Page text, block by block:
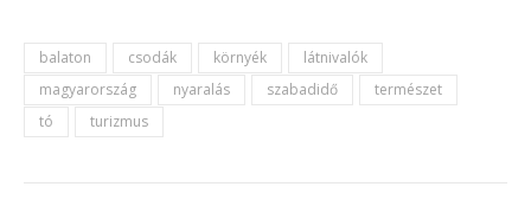
balaton csodák környék
látnivalók
magyarország
nyaralás szabadidő
természet
tó
turizmus